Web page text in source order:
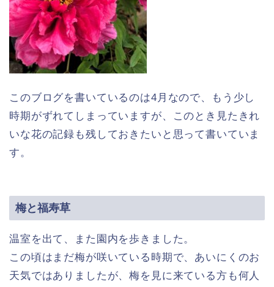
このブログを書いているのは4月なので、もう少し
時期がずれてしまっていますが、このとき見たきれ
いな花の記録も残しておきたいと思って書いていま
す。
梅と福寿草
温室を出て、また園内を歩きました。
この頃はまだ梅が咲いている時期で、あいにくのお
天気ではありましたが、梅を見に来ている方も何人